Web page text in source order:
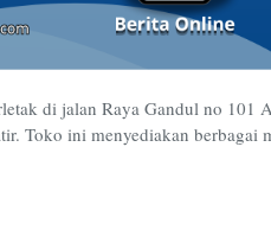
di jalan Raya Gandul no 101
Toko ini menyediakan berbagai